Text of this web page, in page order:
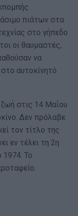
πιάτων στα
στο γήπεδο
οι θαυμαστές,
να
αυτοκίνητό
στις 14 Μαΐου
Δεν πρόλαβε
τον τίτλο της
εν τέλει τη 2η
1974. Το